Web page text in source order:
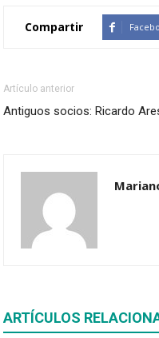
(Se
abre abre
Compartir
Artículo anterior
Antiguos socios: Ricardo
ARTÍCULOS